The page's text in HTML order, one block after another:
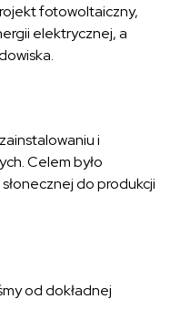
fotowoltaiczny,
elektrycznej, a
i
Celem było
do produkcji
od dokładnej